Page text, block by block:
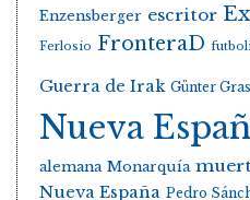
Enzensberger escritor
Ferlosio FronteraD
Guerra de Irak Günter
Nueva
alemana Monarquía
Nueva España Pedro